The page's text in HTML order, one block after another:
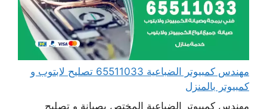
مهندس كمبيوتر الضباعية 65511033 تصليح لابتوب و
كمبيوتر بالمنزل
مهندس كمبيوتر الضباعية المختص بصيانة و تصليح